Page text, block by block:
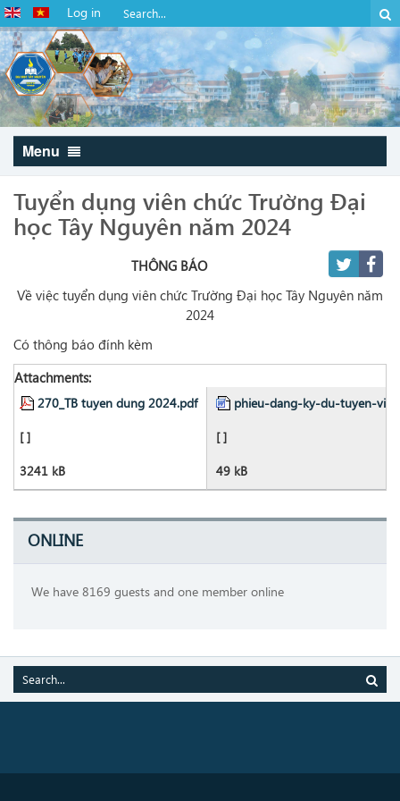
Log in
Menu
Tuyển dụng viên chức Trường Đại
học Tây Nguyên năm 2024
THÔNG BÁO
Về việc tuyển dụng viên chức Trường Đại học Tây Nguyên năm
2024
Có thông báo đính kèm
Attachments:
270_TB tuyen dung 2024.pdf
[ ]
3241 kB
phieu-dang-ky-du-tuyen-
[ ]
49 kB
ONLINE
We have 8169 guests and one member online